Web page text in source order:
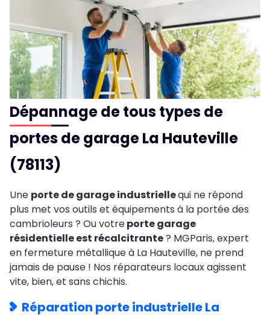
Dépannage de tous types de
portes de garage La Hauteville
(78113)
Une porte de garage industriellequi ne répond
plus met vos outils et équipements à la portée des
cambrioleurs ? Ou votreporte garage
résidentielle est récalcitrante? MGParis, expert
en fermeture métallique à La Hauteville, ne prend
jamais de pause ! Nos réparateurs locaux agissent
vite, bien, et sans chichis.
Réparation porte industrielle La